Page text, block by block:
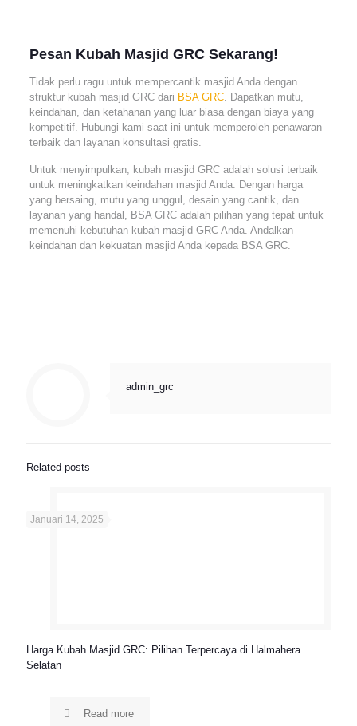
Pesan Kubah Masjid GRC Sekarang!
Tidak perlu ragu untuk mempercantik masjid Anda dengan
struktur kubah masjid GRC dari BSA GRC. Dapatkan mutu,
keindahan, dan ketahanan yang luar biasa dengan biaya yang
kompetitif. Hubungi kami saat ini untuk memperoleh penawaran
terbaik dan layanan konsultasi gratis.
Untuk menyimpulkan, kubah masjid GRC adalah solusi terbaik
untuk meningkatkan keindahan masjid Anda. Dengan harga
yang bersaing, mutu yang unggul, desain yang cantik, dan
layanan yang handal, BSA GRC adalah pilihan yang tepat untuk
memenuhi kebutuhan kubah masjid GRC Anda. Andalkan
keindahan dan kekuatan masjid Anda kepada BSA GRC.
admin_grc
Related posts
Januari 14, 2025
Harga Kubah Masjid GRC: Pilihan Terpercaya di Halmahera
Selatan
Read more